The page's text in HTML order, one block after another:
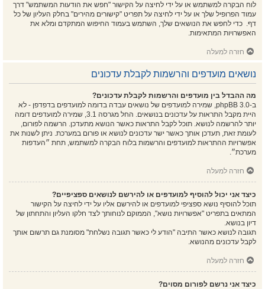
לוח הבקרה למשתמש או על ידי לחיצה על הקישור "חפש את הודעות המשתמש" דרך
עמוד הפרופיל שלך או על ידי לחיצה על תפריט "קישורים מהירים" בחלק העליון של כל
דף. כדי לחפש את הנושאים שלך, השתמש בעמוד החיפוש המתקדם ומלא את
האפשרויות המתאימות.
חזרה למעלה
נושאים מועדפים והרשמות לקבלת עדכונים
מה ההבדל בין מועדפים והרשמות לקבלת עדכונים?
ב-phpBB 3.0, שמירה למועדפים של נושאים עבדה בדומה למועדפים בדפדפן - לא
היית מקבל התראות על עדכונים בנושאים. החל מגרסה 3.1, שמירה למועדפים דומה
יותר להרשמה לנושא. תוכל לקבל התראות כאשר הנושא מתעדכן. הרשמה לפורום,
לעומת זאת, תעדכן אותך כאשר ישר עדכונים לנושא או פורום במערכת. ניתן לשנות את
אפשרויות ההתראות למועדפים והרשמות בלוח הבקרה למשתמש, תחת ״העדפות
מערכת״.
חזרה למעלה
כיצד אני יכול להוסיף למועדפים או להירשם לנושאים ספציפיים?
תוכל להוסיף נושא ספציפי למועדפים או להירשם אליו על ידי לחיצה על הקישור
המתאים בתפריט "אפשרויות נושא", הממוקם לנוחותך לצד חלקו העליון והתחתון של
דיון בנושא.
תגובה לנושא כאשר התיבה "הודע לי כאשר תגובה נשלחת" מסומנת גם תרשום אותך
לקבל עדכונים מהנושא.
חזרה למעלה
כיצד אני נרשם לפורום מסוים?